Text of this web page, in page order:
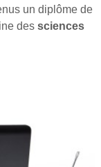
un diplôme de
dessciences